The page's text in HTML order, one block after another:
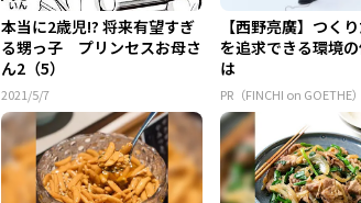
本当に2歳児!? 将来有望すぎ
る甥っ子 プリンセスお母さ
ん2（5）
2021/5/7
【西野亮廣】つく
を追求できる環境
は
PR（FINCHI on GOETHE）